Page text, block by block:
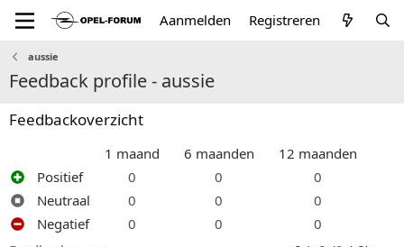
Aanmelden Registreren
aussie
Feedback profile - aussie
Feedbackoverzicht
1 maand 6 maanden
12 maanden
Positief
0 0
0
Neutraal
0 0
0
Negatief
0 0
0